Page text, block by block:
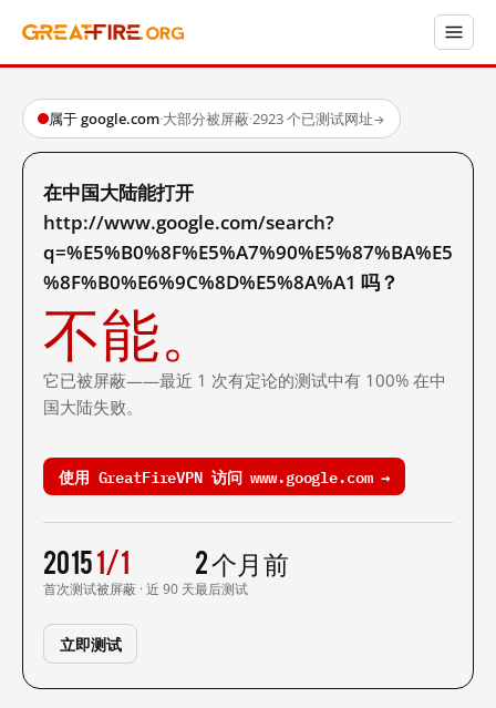
属于 google.com·大部分被屏蔽·2923 个已测试网址→
在中国大陆能打开
http://www.google.com/search?
q=%E5%B0%8F%E5%A7%90%E5%87%BA%E5
%8F%B0%E6%9C%8D%E5%8A%A1 吗？
不能。
它已被屏蔽——最近 1 次有定论的测试中有 100% 在中
国大陆失败。
使用 GreatFireVPN 访问 www.google.com →
2015
首次测试
1/1
被屏蔽 · 近 90 天
2 个月前
最后测试
立即测试